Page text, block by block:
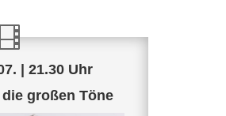
| 21.30 Uhr
großen Töne